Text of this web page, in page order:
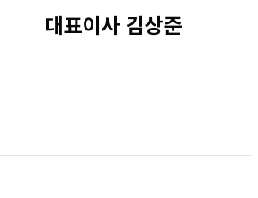
대표이사 김상준